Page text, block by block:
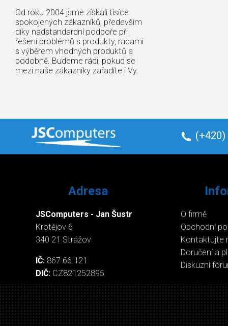
Od roku 2004 jsme získali tisíce
spokojených zákazníků, především
díky nadstandardní podpoře při
řešení problémů s produkty, radami
s výběrem vhodných produktů a
podobně. Budeme rádi, pokud se
mezi naše zákazníky zařadíte i Vy.
(+420)
Adresa
JSComputers - Jan Šustr
Krotějov 6
340 21 Strážov
IČ: 867 66 121
DIČ: CZ821252895
O firmě
Obchodní
Kontaktujte
Doručení a
Diskuzní